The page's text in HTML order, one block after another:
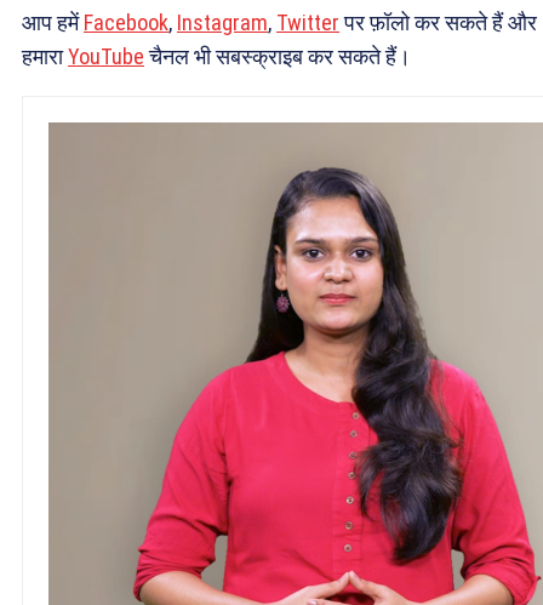
आप हमेंFacebook, Instagram, Twitterपर फ़ॉलो कर सकते हैं और
हमाराYouTubeचैनल भी सबस्क्राइब कर सकते हैं।